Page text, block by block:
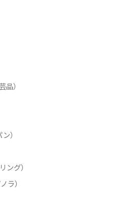
品）
）
ング）
ラ）